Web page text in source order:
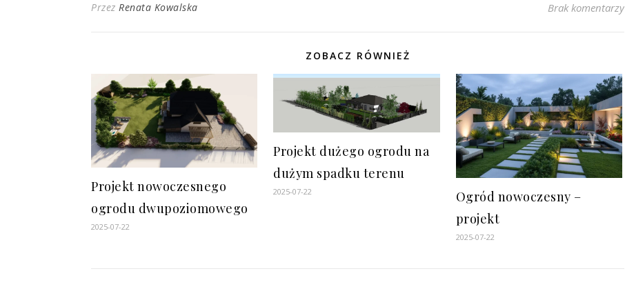
Przez Renata Kowalska Brak komentarzy
ZOBACZ RÓWNIEŻ
Projekt nowoczesnego
ogrodu dwupoziomowego
2025-07-22
Projekt dużego ogrodu na
dużym spadku terenu
2025-07-22
Ogród nowoczesny –
projekt
2025-07-22